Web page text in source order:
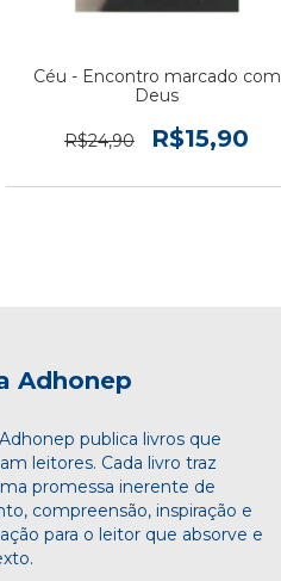
Céu - Encontro marcado com
Deus
R$24,90 R$15,90
Adhonep
publica livros que
leitores. Cada livro traz
promessa inerente de
compreensão, inspiração e
para o leitor que absorve e